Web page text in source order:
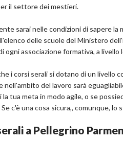
il settore dei mestieri.
sarai nelle condizioni di sapere la
delle scuole del Ministero
ogni associazione formativa, a livello
i corsi serali si dotano di un livello
nell'ambito del lavoro sarà
la tua meta in modo agile, o se
c'è una cosa sicura,, comunque,
a Pellegrino